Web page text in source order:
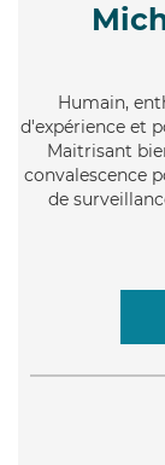
Humain,
d'expérience et
Maitrisant
convalescence
de